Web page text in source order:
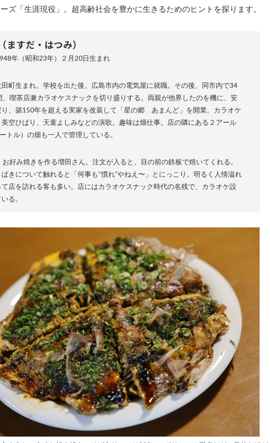
ズ「生涯現役」。超高齢社会を豊かに生きるためのヒントを探ります。
ますだ・はつみ）
年（昭和23年）２月20日生まれ
町生まれ。学校を出た後、広島市内の電気屋に就職。その後、同市内で34
、喫茶店兼カラオケスナックを切り盛りする。両親が他界したのを機に、安
、築150年を超える実家を改装して「星の郷 あまんど」を開業。カラオケ
空ひばり、天童よしみなどの演歌。趣味は畑仕事。店の隣にある２アール
トル）の畑も一人で管理している。
お好み焼きを作る増田さん。注文が入ると、目の前の鉄板で焼いてくれる。
ばきについて触れると「何事も“慣れ”やねえ〜」とにっこり。明るく人情溢れ
店を訪れる客も多い。店にはカラオケスナック時代の名残で、カラオケ設
る。